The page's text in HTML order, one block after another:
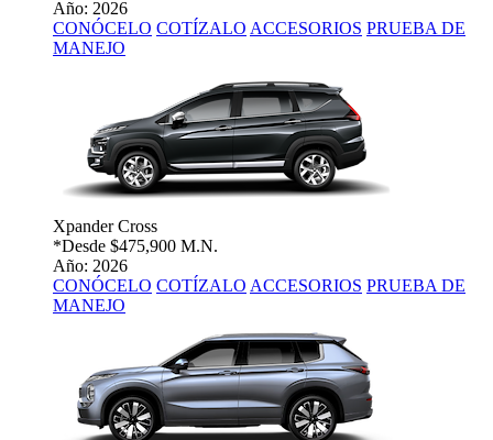
Año: 2026
CONÓCELO COTÍZALO ACCESORIOS PRUEBA DE
MANEJO
Xpander Cross
*Desde $475,900 M.N.
Año: 2026
CONÓCELO COTÍZALO ACCESORIOS PRUEBA DE
MANEJO